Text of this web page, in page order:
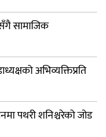
सामाजिक
अभिव्यक्तिप्रति
पथरी शनिश्चरेको जोड